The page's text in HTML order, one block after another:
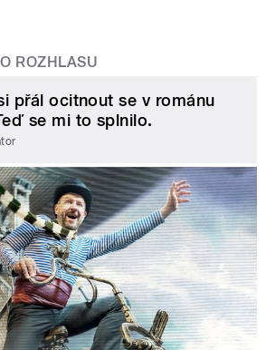
ROZHLASU
přál ocitnout se v románu
se mi to splnilo.